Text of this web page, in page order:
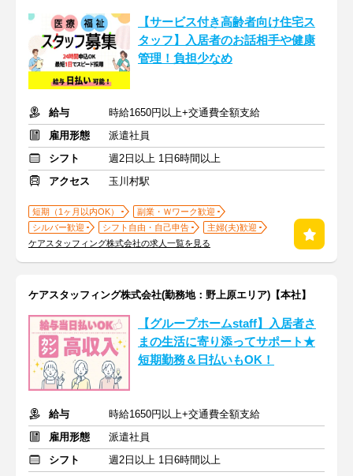
【サービス付き高齢者向け住宅ス
タッフ】入居者のお話相手や健康
管理！負担少なめ
給与
時給1650円以上+交通費全額支給
雇用形態
派遣社員
シフト
週2日以上 1日6時間以上
アクセス
玉川村駅
短期（1ヶ月以内OK）
副業・Ｗワーク歓迎
シルバー歓迎
シフト自由・自己申告
主婦(夫)歓迎
ケアスタッフィング株式会社の求人一覧を見る
ケアスタッフィング株式会社(勤務地：野上原エリア)【本社】
【グループホームstaff】入居者さ
まの生活に寄り添ってサポート★
短期勤務＆日払いもOK！
給与
時給1650円以上+交通費全額支給
雇用形態
派遣社員
シフト
週2日以上 1日6時間以上